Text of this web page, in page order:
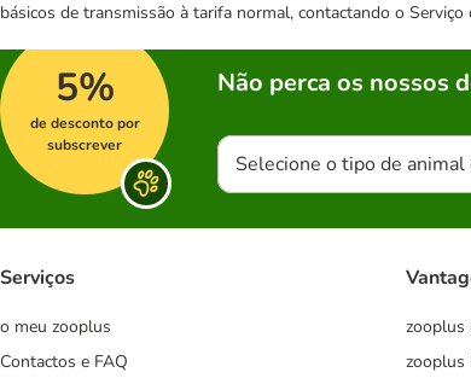
básicos de transmissão à tarifa normal, contactando o
5%
de desconto por
subscrever
Não perca os nossos
Selecione o tipo de
Serviços
o meu zooplus
Contactos e FAQ
zooplus
zooplus